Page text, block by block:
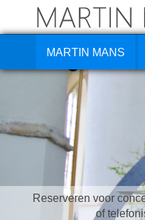
MARTIN MANS
Reserveren voor
of